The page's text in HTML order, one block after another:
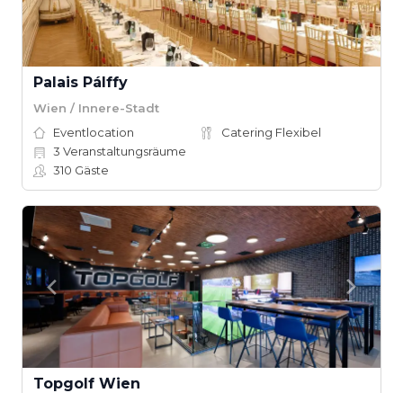
Palais Pálffy
Wien / Innere-Stadt
Eventlocation
Catering Flexibel
3 Veranstaltungsräume
310 Gäste
Topgolf Wien